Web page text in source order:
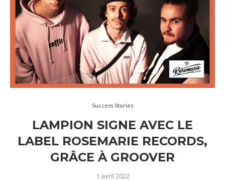
Success Stories
LAMPION SIGNE AVEC LE
LABEL ROSEMARIE RECORDS,
GRÂCE À GROOVER
1 avril 2022